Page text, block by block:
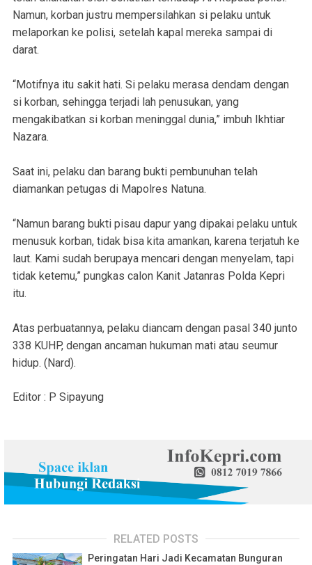
Namun, korban justru mempersilahkan si pelaku untuk
melaporkan ke polisi, setelah kapal mereka sampai di
darat.
“Motifnya itu sakit hati. Si pelaku merasa dendam dengan
si korban, sehingga terjadi lah penusukan, yang
mengakibatkan si korban meninggal dunia,” imbuh Ikhtiar
Nazara.
Saat ini, pelaku dan barang bukti pembunuhan telah
diamankan petugas di Mapolres Natuna.
“Namun barang bukti pisau dapur yang dipakai pelaku untuk
menusuk korban, tidak bisa kita amankan, karena terjatuh ke
laut. Kami sudah berupaya mencari dengan menyelam, tapi
tidak ketemu,” pungkas calon Kanit Jatanras Polda Kepri
itu.
Atas perbuatannya, pelaku diancam dengan pasal 340 junto
338 KUHP, dengan ancaman hukuman mati atau seumur
hidup. (Nard).
Editor : P Sipayung
RELATED POSTS
Peringatan Hari Jadi Kecamatan Bunguran